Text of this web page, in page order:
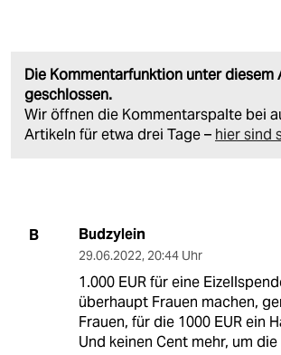
Die Kommentarfunktion unter diesem
geschlossen.
Wir öffnen die Kommentarspalte bei
Artikeln für etwa drei Tage – hier sind
B Budzylein
29.06.2022, 20:44 Uhr
1.000 EUR für eine
überhaupt Frauen machen,
Frauen, für die 1000 EUR ein
Und keinen Cent mehr, um